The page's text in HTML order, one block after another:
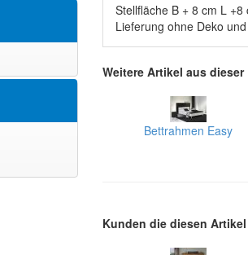
Stellfläche B + 8 cm L +8
Lieferung ohne Deko
Weitere Artikel aus dieser
Bettrahmen Easy
Kunden die diesen